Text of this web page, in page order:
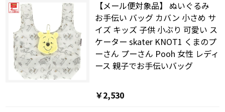
【メール便対象品】 ぬいぐるみ
お手伝い バッグ カバン 小さめ サ
イズ キッズ 子供 小ぶり 可愛い ス
ケーター skater KNOT1 くまのプ
ーさん プーさん Pooh 女性 レディ
ース 親子でお手伝いバッグ
￥2,530